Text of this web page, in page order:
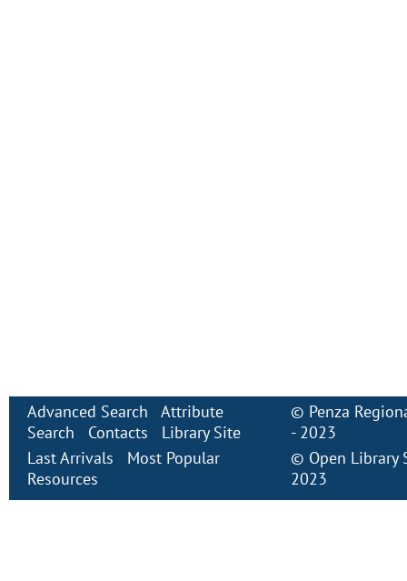
Advanced Search
Attribute
Search
Contacts
Library Site
Last Arrivals
Most Popular
Resources
© Penza
- 2023
© Open Library
2023